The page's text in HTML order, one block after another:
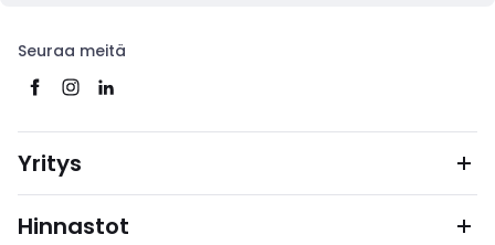
Seuraa meitä
Yritys
Hinnastot